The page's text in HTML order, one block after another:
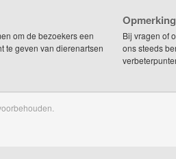
om de bezoekers een
te geven van dierenartsen
Bij vragen of
ons steeds